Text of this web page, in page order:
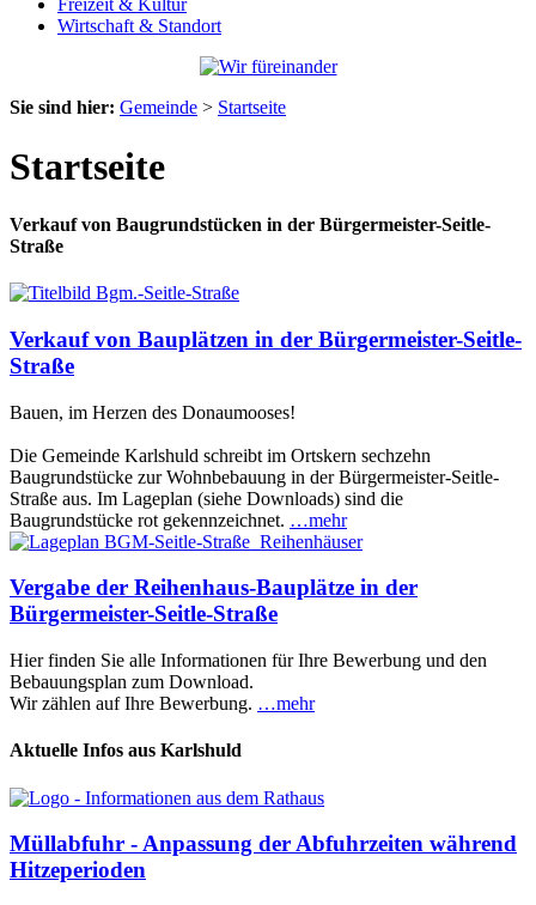
Freizeit & Kultur
Wirtschaft & Standort
Sie sind hier: Gemeinde > Startseite
Startseite
Verkauf von Baugrundstücken in der Bürgermeister-Seitle-
Straße
Verkauf von Bauplätzen in der Bürgermeister-Seitle-
Straße
Bauen, im Herzen des Donaumooses!
Die Gemeinde Karlshuld schreibt im Ortskern sechzehn
Baugrundstücke zur Wohnbebauung in der Bürgermeister-Seitle-
Straße aus. Im Lageplan (siehe Downloads) sind die
Baugrundstücke rot gekennzeichnet. …mehr
Vergabe der Reihenhaus-Bauplätze in der
Bürgermeister-Seitle-Straße
Hier finden Sie alle Informationen für Ihre Bewerbung und den
Bebauungsplan zum Download.
Wir zählen auf Ihre Bewerbung. …mehr
Aktuelle Infos aus Karlshuld
Müllabfuhr - Anpassung der Abfuhrzeiten während
Hitzeperioden